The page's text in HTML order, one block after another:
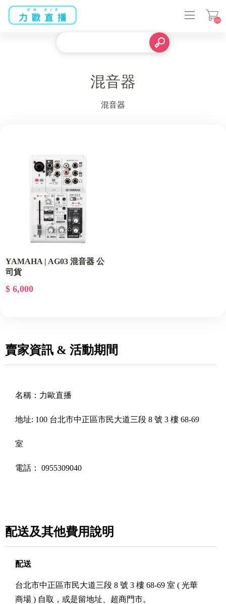
(0)
混音器
混音器
YAMAHA | AG03 混音器 公
司貨
$ 6,000
賣家資訊 & 活動期間
名稱： 力歐直播
地址: 100 台北市中正區市民大道三段 8 號 3 樓 68-69
室
電話： 0955309040
配送及其他費用說明
配送
台北市中正區市民大道三段 8 號 3 樓 68-69 室 ( 光華
商場 ) 自取，或是留地址、超商門市。